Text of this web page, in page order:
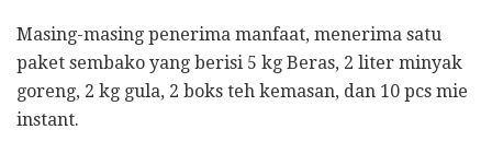
Masing-masing penerima manfaat, menerima satu
paket sembako yang berisi 5 kg Beras, 2 liter minyak
goreng, 2 kg gula, 2 boks teh kemasan, dan 10 pcs mie
instant.